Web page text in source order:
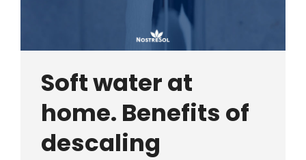
Soft water at
home. Benefits of
descaling